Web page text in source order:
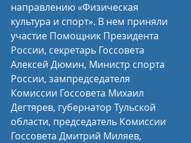
направлению «Физическая
культура и спорт». В нем приняли
участие Помощник Президента
России, секретарь Госсовета
Алексей Дюмин, Министр спорта
России, зампредседателя
Комиссии Госсовета Михаил
Дегтярев, губернатор Тульской
области, председатель Комиссии
Госсовета Дмитрий Миляев,